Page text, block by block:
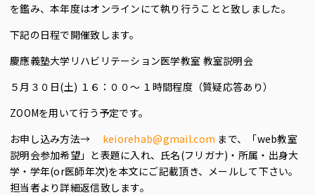
を鑑み、本年度はオンラインにて執り行うことと致しました。
下記の日程で開催致します。
慶應義塾大学リハビリテーション医学教室 教室説明会
５月３０日(土) １６：００〜 １時間程度（質疑応答あり）
ZOOMを用いて行う予定です。
お申し込み方法→ keiorehab@gmail.com まで、「web教室
説明会参加希望」と表題に入れ、氏名(フリガナ)・所属・出身大
学・学年(or医師年次)を本文にご記載頂き、メールして下さい。
担当者より詳細返信致します。